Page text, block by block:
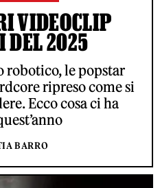
VIDEOCLIP
DEL 2025
le popstar
ripreso come si
Ecco cosa ci ha
BARRO